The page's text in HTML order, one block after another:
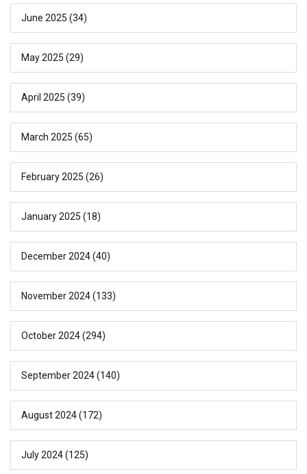
June 2025 (34)
May 2025 (29)
April 2025 (39)
March 2025 (65)
February 2025 (26)
January 2025 (18)
December 2024(40)
November 2024(133)
October 2024(294)
September 2024(140)
August 2024(172)
July 2024(125)